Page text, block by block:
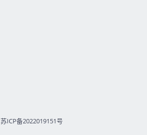
苏ICP备2022019151号